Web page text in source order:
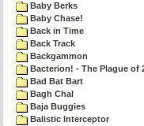
Baby Berks
Baby Chase!
Back in Time
Back Track
Backgammon
Bacterion! - The Plague of
Bad Bat Bart
Bagh Chal
Baja Buggies
Balistic Interceptor